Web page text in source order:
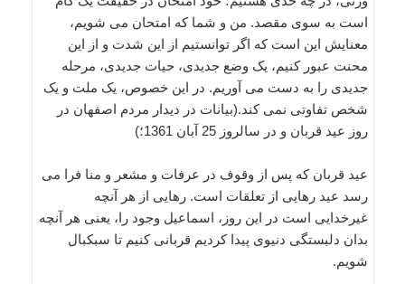
است به سوی مقصد. من و شما که امتحان می شویم،
معنایش این است که اگر توانستیم از این شدت و از این
محنت عبور کنیم، یک وضع جدیدی، حیات جدیدی، مرحله
جدیدی را به دست می آوریم. در این خصوص، یک ملت و یک
شخص تفاوتی نمی کند.(بيانات در ديدار مردم اصفهان در
روز عيد قربان و در سالروز 25 آبان 1361؛)
عید قربان که پس از وقوف در عرفات و مشعر و منا فرا مى
رسد عید رهایى از تعلقات است. رهایى از هر آنچه
غیرخدایى است در این روز، اسماعیل وجود را، یعنى هر آنچه
بدان دلبستگى دنیوى پیدا کردیم قربانى کنیم تا سبکبال
شویم.